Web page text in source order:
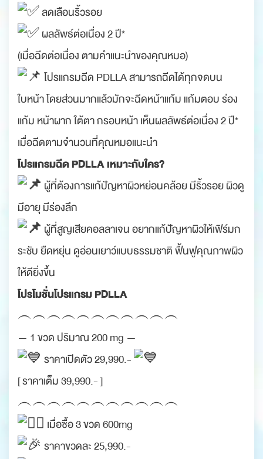
ลดเลือนริ้วรอย
ผลลัพธ์ต่อเนื่อง 2 ปี*
(เมื่อฉีดต่อเนื่อง ตามคำแนะนำของคุณหมอ)
โปรแกรมฉีด PDLLA สามารถฉีดได้ทุกจดบน
ใบหน้า โดยส่วนมากแล้วมักจะฉีดหน้าแก้ม แก้มตอบ ร่อง
แก้ม หน้าผาก ใต้ตา กรอบหน้า เห็นผลลัพธ์ต่อเนื่อง 2 ปี*
เมื่อฉีดตามจำนวนที่คุณหมอแนะนำ
โปรแกรมฉีด PDLLA เหมาะกับใคร?
ผู้ที่ต้องการแก้ปัญหาผิวหย่อนคล้อย มีริ้วรอย ผิวดู
มีอายุ มีร่องลึก
ผู้ที่สูญเสียคอลลาเจน อยากแก้ปัญหาผิวให้เฟิร์มก
ระชับ ยืดหยุ่น ดูอ่อนเยาว์แบบธรรมชาติ ฟื้นฟูคุณภาพผิว
ให้ดียิ่งขึ้น
โปรโมชั่นโปรแกรม PDLLA
︵︵︵︵︵︵︵︵︵︵︵
— 1 ขวด ปริมาณ 200 mg —
ราคาเปิดตัว 29,990.-
[ ราคาเต็ม 39,990.- ]
︵︵︵︵︵︵︵︵︵︵︵
เมื่อซื้อ 3 ขวด 600mg
ราคาขวดละ 25,990.-